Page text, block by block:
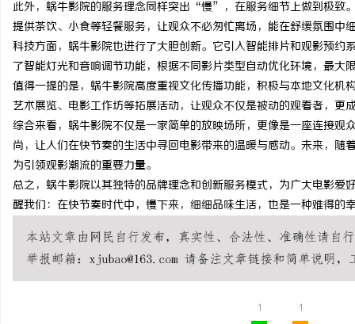
此外，蜗牛影院的服务理念同样突出“慢”，在服务细节上做到极致
提供茶饮、小食等轻餐服务，让观众不必匆忙离场，能在舒缓氛围中
科技方面，蜗牛影院也进行了大胆创新。它引入智能排片和观影预
了智能灯光和音响调节功能，根据不同影片类型自动优化环境，最大
值得一提的是，蜗牛影院高度重视文化传播功能，积极与本地文化
艺术展览、电影工作坊等拓展活动，让观众不仅是被动的观看者，更
综合来看，蜗牛影院不仅是一家简单的放映场所，更像是一座连接
尚，让人们在快节奏的生活中寻回电影带来的温暖与感动。未来，
为引领观影潮流的重要力量。
总之，蜗牛影院以其独特的品牌理念和创新服务模式，为广大电影
醒我们：在快节奏时代中，慢下来，细细品味生活，也是一种难得的
1 1
开店最怕“搜不到”为什